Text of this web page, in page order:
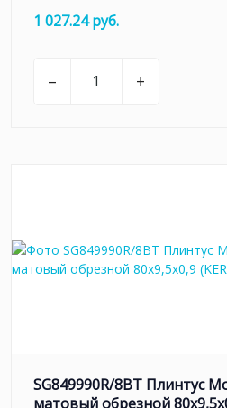
1 027.24 руб.
– +
SG849990R/8BT Плинтус
матовый обрезной